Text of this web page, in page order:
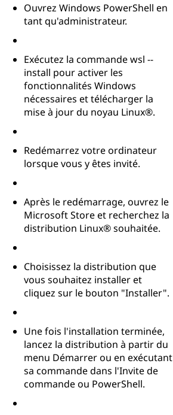
Ouvrez Windows PowerShell en
tant qu'administrateur.
Exécutez la commande wsl --
install pour activer les
fonctionnalités Windows
nécessaires et télécharger la
mise à jour du noyau Linux®.
Redémarrez votre ordinateur
lorsque vous y êtes invité.
Après le redémarrage, ouvrez le
Microsoft Store et recherchez la
distribution Linux® souhaitée.
Choisissez la distribution que
vous souhaitez installer et
cliquez sur le bouton "Installer".
Une fois l'installation terminée,
lancez la distribution à partir du
menu Démarrer ou en exécutant
sa commande dans l'Invite de
commande ou PowerShell.